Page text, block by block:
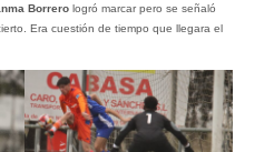
Borrerologró marcar pero se señaló
Era cuestión de tiempo que llegara el